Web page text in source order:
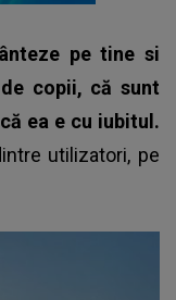
pe tine si
copii, că sunt
ea e cu iubitul.
utilizatori, pe